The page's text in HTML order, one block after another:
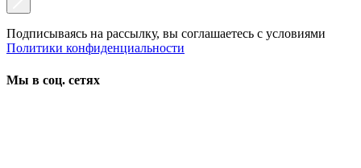
Подписываясь на рассылку, вы соглашаетесь с условиями
Политики конфиденциальности
Мы в соц. сетях